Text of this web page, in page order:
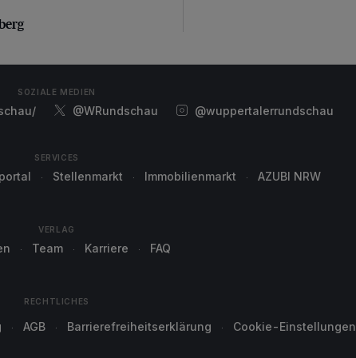
SOZIALE MEDIEN
@WRundschau @wuppertalerrundschau
SERVICES
Stellenmarkt Immobilienmarkt AZUBI NRW
VERLAG
Team Karriere FAQ
RECHTLICHES
AGB Barrierefreiheitserklärung Cookie-Einstellungen